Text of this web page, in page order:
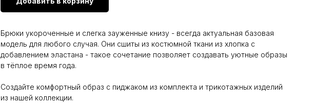
Брюки укороченные и слегка зауженные книзу - всегда актуальная базовая
модель для любого случая. Они сшиты из костюмной ткани из хлопка с
добавлением эластана - такое сочетание позволяет создавать уютные образы
в тёплое время года.
Создайте комфортный образ с пиджаком из комплекта и трикотажных изделий
из нашей коллекции.